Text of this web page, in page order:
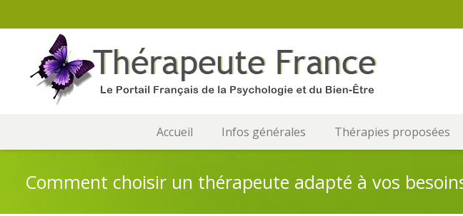
Accueil Infos générales Thérapies proposées
Comment choisir un thérapeute adapté à vos